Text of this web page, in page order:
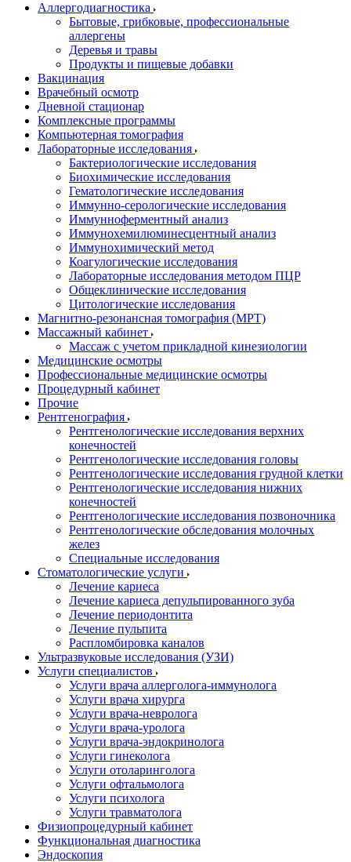
Аллергодиагностика
Бытовые, грибковые, профессиональные
аллергены
Деревья и травы
Продукты и пищевые добавки
Вакцинация
Врачебный осмотр
Дневной стационар
Комплексные программы
Компьютерная томография
Лабораторные исследования
Бактериологические исследования
Биохимические исследования
Гематологические исследования
Иммунно-серологические исследования
Иммунноферментный анализ
Иммунохемилюминесцентный анализ
Иммунохимический метод
Коагулогические исследования
Лабораторные исследования методом ПЦР
Общеклинические исследования
Цитологические исследования
Магнитно-резонансная томография (МРТ)
Массажный кабинет
Массаж с учетом прикладной кинезиологии
Медицинские осмотры
Профессиональные медицинские осмотры
Процедурный кабинет
Прочие
Рентгенография
Рентгенологические исследования верхних
конечностей
Рентгенологические исследования головы
Рентгенологические исследования грудной клетки
Рентгенологические исследования нижних
конечностей
Рентгенологические исследования позвоночника
Рентгенологические обследования молочных
желез
Специальные исследования
Стоматологические услуги
Лечение кариеса
Лечение кариеса депульпированного зуба
Лечение периодонтита
Лечение пульпита
Распломбировка каналов
Ультразвуковые исследования (УЗИ)
Услуги специалистов
Услуги врача аллерголога-иммунолога
Услуги врача хирурга
Услуги врача-невролога
Услуги врача-уролога
Услуги врача-эндокринолога
Услуги гинеколога
Услуги отоларинголога
Услуги офтальмолога
Услуги психолога
Услуги травматолога
Физиопроцедурный кабинет
Функциональная диагностика
Эндоскопия